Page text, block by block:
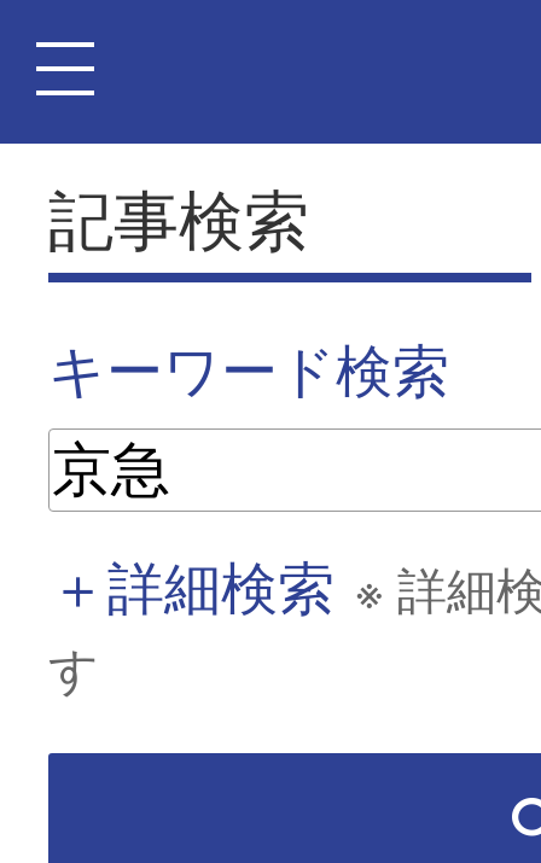
記事検索
キーワード検索
＋詳細検索 ※ 詳細
す